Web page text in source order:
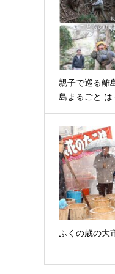
親子で巡る離
島まるごと は
ふくの歳の大